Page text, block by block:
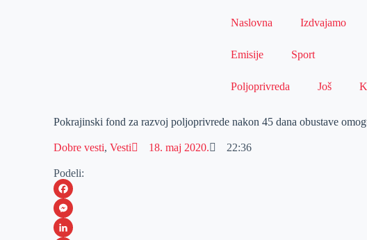
Naslovna Izdvajamo
Emisije Sport
Poljoprivreda Još
Pokrajinski fond za razvoj poljoprivrede nakon 45 dana obustave
Dobre vesti,Vesti 18. maj 2020. 22:36
Podeli:
F
aM